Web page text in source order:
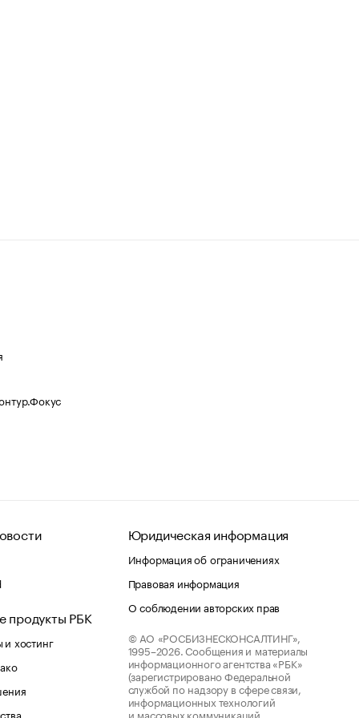
продукты РБК
хостинг
Юридическая информация
Информация об ограничениях
Правовая информация
О соблюдении авторских прав
© АО «РОСБИЗНЕСКОНСАЛТИНГ»,
1995–2026. Сообщения и материалы
информационного агентства «РБК»
(зарегистрировано Федеральной
службой по надзору в сфере связи,
информационных технологий
и массовых коммуникаций